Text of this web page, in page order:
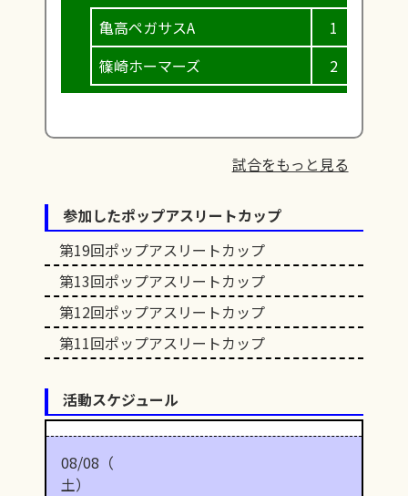
亀高ペガサスA
篠崎ホーマーズ
1
2
試合をもっと見る
参加したポップアスリートカップ
第19回ポップアスリートカップ
第13回ポップアスリートカップ
第12回ポップアスリートカップ
第11回ポップアスリートカップ
活動スケジュール
08/08（
土）